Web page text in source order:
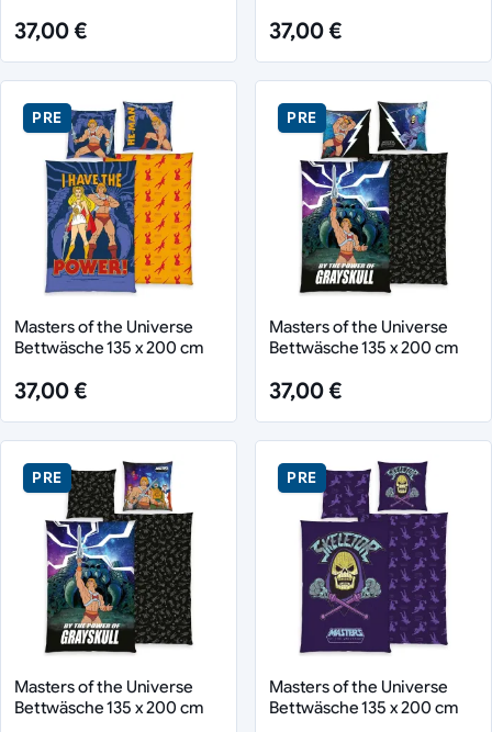
37,00 € 37,00 €
PRE
Masters of the Universe
Bettwäsche 135 x 200 cm
37,00 €
PRE
Masters of the Universe
Bettwäsche 135 x 200 cm
37,00 €
PRE
Masters of the Universe
Bettwäsche 135 x 200 cm
PRE
Masters of the Universe
Bettwäsche 135 x 200 cm